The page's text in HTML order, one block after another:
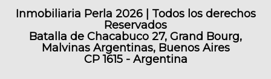
Inmobiliaria Perla 2026 | Todos los derechos
Reservados
Batalla de Chacabuco 27, Grand Bourg,
Malvinas Argentinas, Buenos Aires
CP 1615 - Argentina